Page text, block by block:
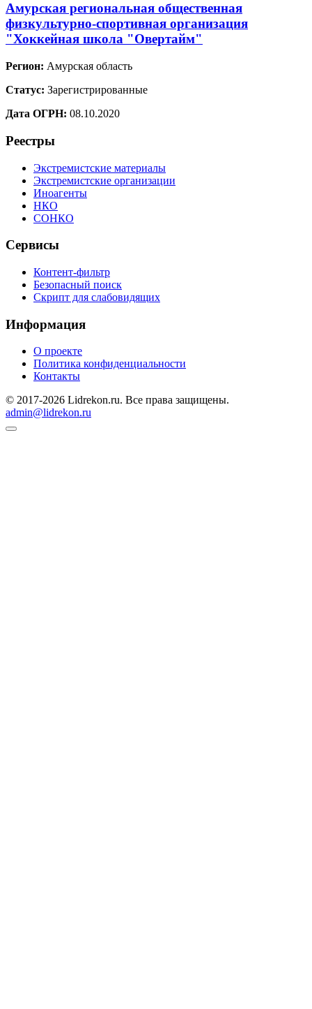
Амурская региональная общественная
физкультурно-спортивная организация
"Хоккейная школа "Овертайм"
Регион: Амурская область
Статус: Зарегистрированные
Дата ОГРН: 08.10.2020
Реестры
Экстремистские материалы
Экстремистские организации
Иноагенты
НКО
СОНКО
Сервисы
Контент-фильтр
Безопасный поиск
Скрипт для слабовидящих
Информация
О проекте
Политика конфиденциальности
Контакты
© 2017-2026 Lidrekon.ru. Все права защищены.
admin@lidrekon.ru